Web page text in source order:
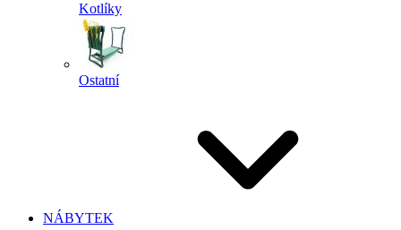
Kotlíky
Ostatní
NÁBYTEK